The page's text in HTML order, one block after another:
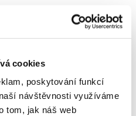
cookies
poskytování funkcí
návštěvnosti využíváme
tom, jak náš web
jahoda s jablečným a
z liči a s vitamínem C.
kyseliny 0,2 g